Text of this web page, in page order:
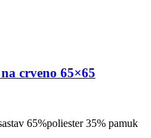
crveno 65×65
65%poliester 35% pamuk